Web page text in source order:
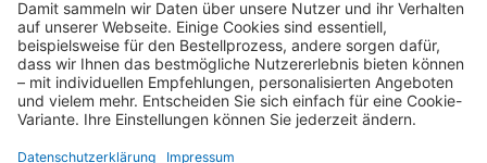
Ratgeber
Folgen Sie uns auch auf